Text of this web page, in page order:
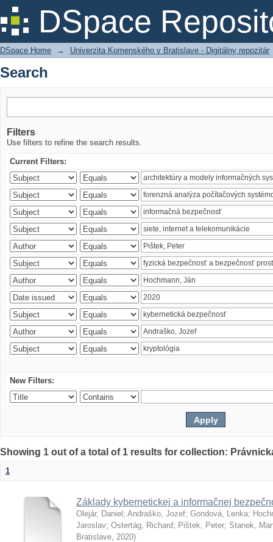
DSpace
Search
DSpace Home → Univerzita Komenského v Bratislave - Digitálny repozitár
Search
Filters
Use filters to refine the search results.
Current Filters:
New Filters:
Showing 1 out of a total of 1 results for collection:
1
Základy kybernetickej a informačnej
Olejár, Daniel ; Andraško, Jozef; Gondová, Lenka;
Jaroslav; Ostertág, Richard; Pištek, Peter; Stanek,
Bratislave, 2020)